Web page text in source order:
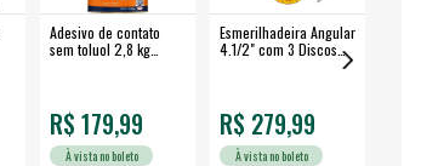
Adesivo de contato
sem toluol 2,8 kg
R$ 179,99
À vista no boleto
Esmerilhadeira Angular
4.1/2" com 3 Discos
R$ 279,99
À vista no boleto